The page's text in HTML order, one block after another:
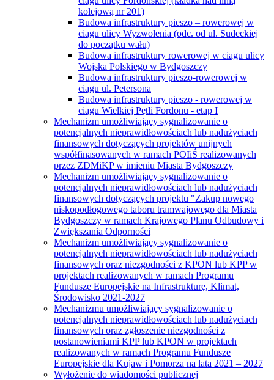
kolejową nr 201)
Budowa infrastruktury pieszo – rowerowej w
ciągu ulicy Wyzwolenia (odc. od ul. Sudeckiej
do początku wału)
Budowa infrastruktury rowerowej w ciągu ulicy
Wojska Polskiego w Bydgoszczy
Budowa infrastruktury pieszo-rowerowej w
ciągu ul. Petersona
Budowa infrastruktury pieszo - rowerowej w
ciągu Wielkiej Pętli Fordonu - etap I
Mechanizm umożliwiający sygnalizowanie o
potencjalnych nieprawidłowościach lub nadużyciach
finansowych dotyczących projektów unijnych
współfinasowanych w ramach POIiŚ realizowanych
przez ZDMiKP w imieniu Miasta Bydgoszczy
Mechanizm umożliwiający sygnalizowanie o
potencjalnych nieprawidłowościach lub nadużyciach
finansowych dotyczących projektu "Zakup nowego
niskopodłogowego taboru tramwajowego dla Miasta
Bydgoszczy w ramach Krajowego Planu Odbudowy i
Zwiększania Odporności
Mechanizm umożliwiający sygnalizowanie o
potencjalnych nieprawidłowościach lub nadużyciach
finansowych oraz niezgodności z KPON lub KPP w
projektach realizowanych w ramach Programu
Fundusze Europejskie na Infrastrukturę, Klimat,
Środowisko 2021-2027
Mechanizmu umożliwiający sygnalizowanie o
potencjalnych nieprawidłowościach lub nadużyciach
finansowych oraz zgłoszenie niezgodności z
postanowieniami KPP lub KPON w projektach
realizowanych w ramach Programu Fundusze
Europejskie dla Kujaw i Pomorza na lata 2021 – 2027
Wyłożenie do wiadomości publicznej